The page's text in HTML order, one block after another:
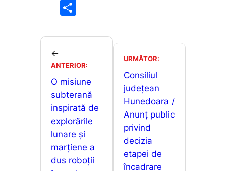
e
o
o
k
l
A
p
p
e
g
er
ta
a
z
ă
←
ANTERIOR:
O misiune
subterană
inspirată de
explorările
lunare și
marțiene a
dus roboții
URMĂTOR:
Consiliul
județean
Hunedoara /
Anunț public
privind
decizia
etapei de
încadrare